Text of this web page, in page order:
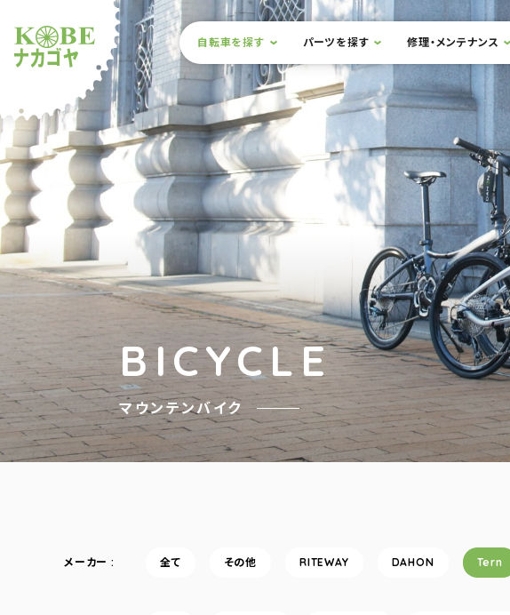
ショップナカゴヤ
サイト内メニュー
本文までスキップ
自転車を探す パーツを探す 修理・メンテナンス
BICYCLE
マウンテンバイク
メーカー 全て その他 RITEWAY DAHON Tern